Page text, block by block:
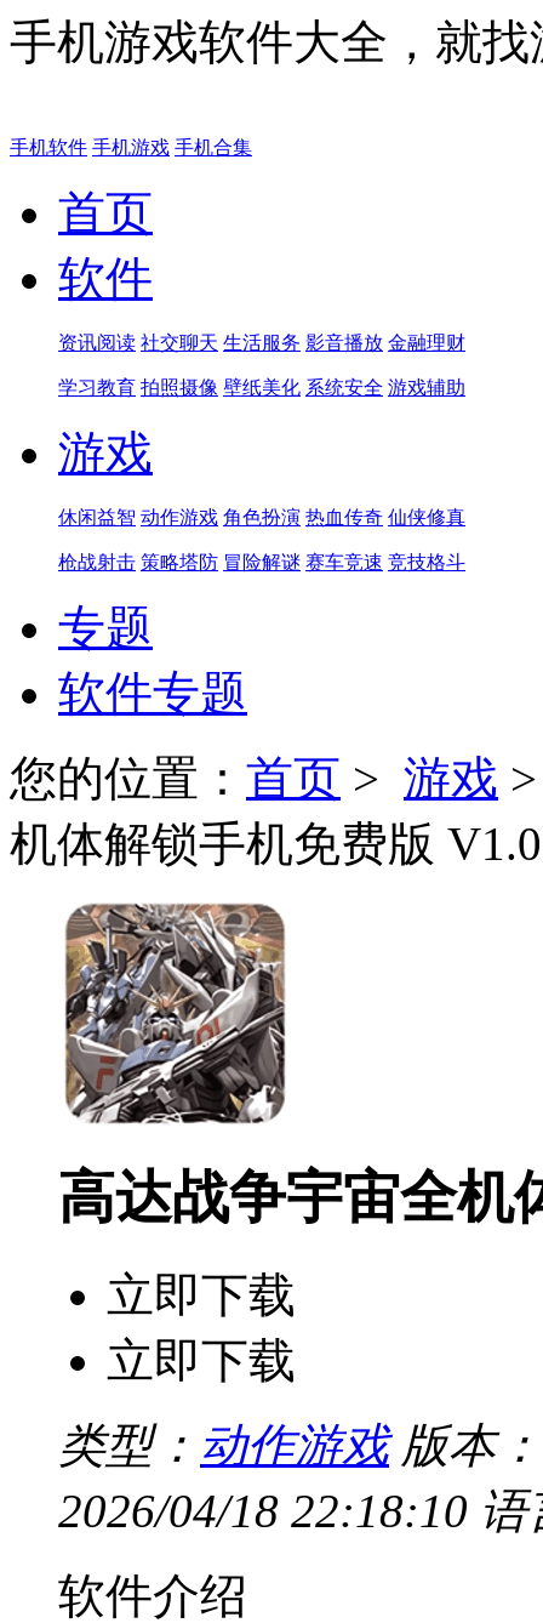
手机游戏软件大全，就
手机软件 手机游戏 手机合集
首页
软件
资讯阅读 社交聊天 生活服务 影音播放 金融理财
学习教育 拍照摄像 壁纸美化 系统安全 游戏辅助
游戏
休闲益智 动作游戏 角色扮演 热血传奇 仙侠修真
枪战射击 策略塔防 冒险解谜 赛车竞速 竞技格斗
专题
软件专题
您的位置： 首页 > 游戏
机体解锁手机免费版
高达战争宇宙全机
立即下载
立即下载
类型： 动作游戏 版本
2026/04/18 22:18:10 语
软件介绍